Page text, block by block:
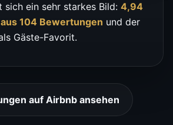
sich ein sehr starkes Bild: 4,94
104 Bewertungen und der
Gäste-Favorit.
auf Airbnb ansehen